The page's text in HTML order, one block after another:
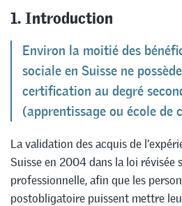
1. Introduction
Environ la moitié des
sociale en Suisse ne
certification au degré
(apprentissage ou école de
La validation des acquis de
Suisse en 2004 dans la loi révisée
professionnelle, afin que les
postobligatoire puissent mettre